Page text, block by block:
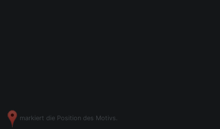
markiert die Position des Motivs.